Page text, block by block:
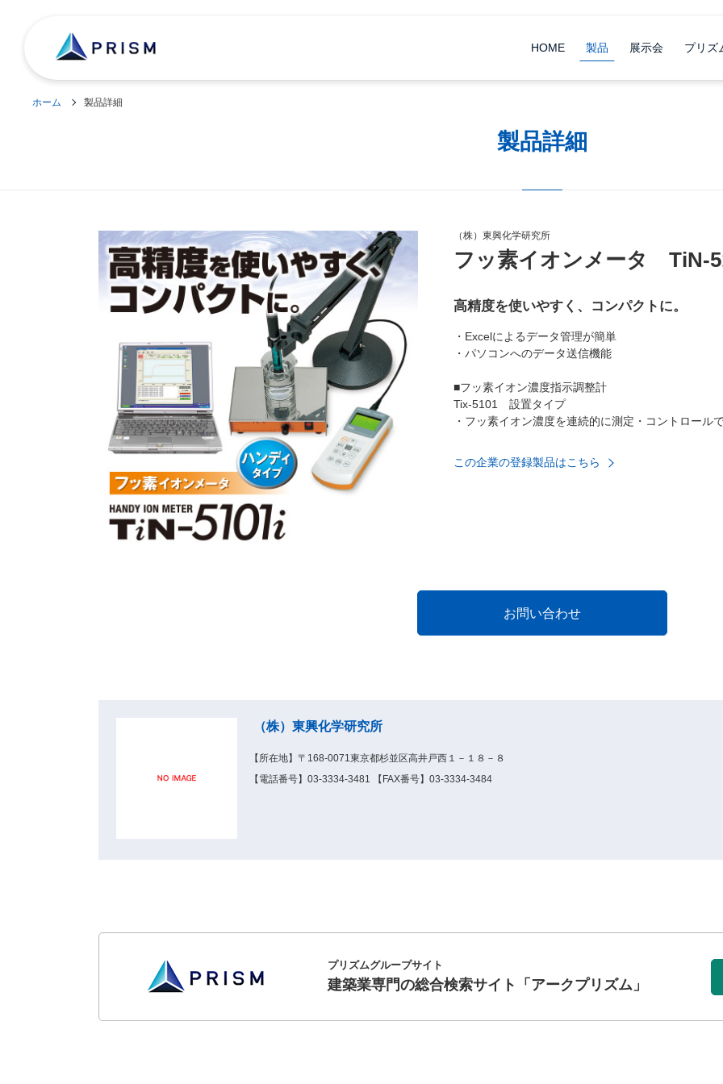
HOME 製品 展示会 プリズ
ホーム 製品詳細
製品詳細
（株）東興化学研究所
フッ素イオンメータ TiN-
高精度を使いやすく、コンパクトに。
・Excelによるデータ管理が簡単
・パソコンへのデータ送信機能
■フッ素イオン濃度指示調整計
Tix-5101 設置タイプ
・フッ素イオン濃度を連続的に測定・コントロールで
この企業の登録製品はこちら
（株）東興化学研究所
【所在地】〒168-0071東京都杉並区高井戸西１－１８－８
【電話番号】03-3334-3481 【FAX番号】03-3334-3484
プリズムグループサイト
建築業専門の総合検索サイト 「アークプリズム」